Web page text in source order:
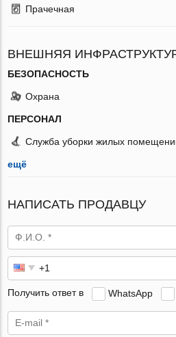
Прачечная
ВНЕШНЯЯ
БЕЗОПАСНОСТЬ
Охрана
ПЕРСОНАЛ
Служба уборки жилых
ещё
НАПИСАТЬ ПРОДАВЦУ
Получить ответ в WhatsApp